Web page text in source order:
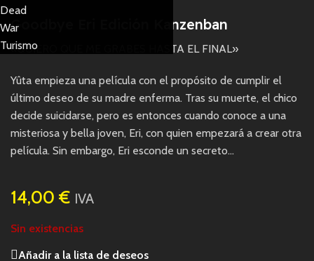
Goodbye Eri Edición Kanzenban
«QUIERO QUE ME GRABES HASTA EL FINAL»
Yûta empieza una película con el propósito de cumplir el
último deseo de su madre enferma. Tras su muerte, el chico
decide suicidarse, pero es entonces cuando conoce a una
misteriosa y bella joven, Eri, con quien empezará a crear otra
película. Sin embargo, Eri esconde un secreto…
14,00 € IVA
Sin existencias
Añadir a la lista de deseos
Dead
War
Turismo